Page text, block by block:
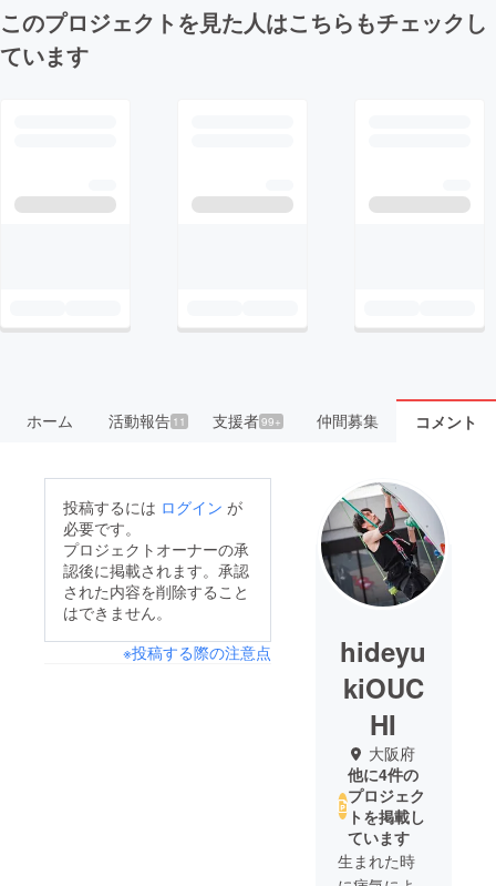
このプロジェクトを見た人はこちらもチェックし
ています
ホーム 活動報告11 支援者99+ 仲間募集 コメント
投稿するには ログイン が
必要です。
プロジェクトオーナーの承
認後に掲載されます。承認
された内容を削除すること
はできません。
※投稿する際の注意点
hideyu
kiOUC
HI
大阪府
他に4件の
プロジェク
トを掲載し
ています
生まれた時